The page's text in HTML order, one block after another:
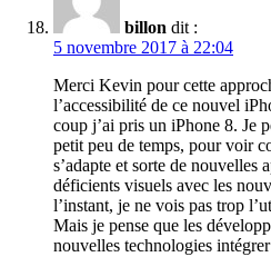
billon dit :
5 novembre 2017 à 22:04
Merci Kevin pour cette
l’accessibilité de ce nouvel
coup j’ai pris un iPhone 8. Je
petit peu de temps, pour voir
s’adapte et sorte de nouvelles
déficients visuels avec les
l’instant, je ne vois pas trop
Mais je pense que les
nouvelles technologies